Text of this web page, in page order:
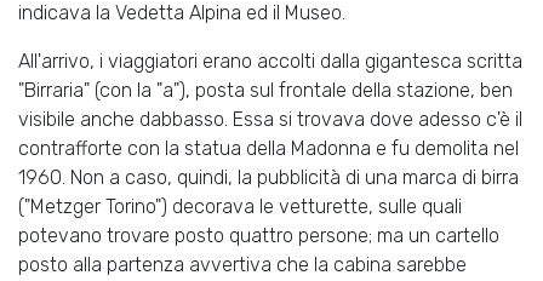
indicava la Vedetta Alpina ed il Museo.
All'arrivo, i viaggiatori erano accolti dalla gigantesca scritta
"Birraria" (con la "a"), posta sul frontale della stazione, ben
visibile anche dabbasso. Essa si trovava dove adesso c'è il
contrafforte con la statua della Madonna e fu demolita nel
1960. Non a caso, quindi, la pubblicità di una marca di birra
("Metzger Torino") decorava le vetturette, sulle quali
potevano trovare posto quattro persone; ma un cartello
posto alla partenza avvertiva che la cabina sarebbe